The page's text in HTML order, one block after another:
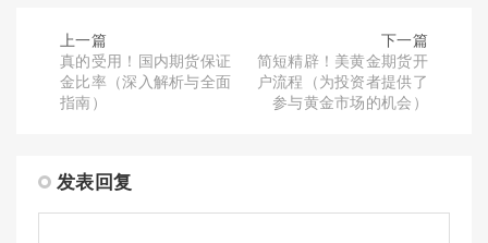
上一篇
真的受用！国内期货保证
金比率（深入解析与全面
指南）
下一篇
简短精辟！美黄金期货开
户流程（为投资者提供了
参与黄金市场的机会）
发表回复